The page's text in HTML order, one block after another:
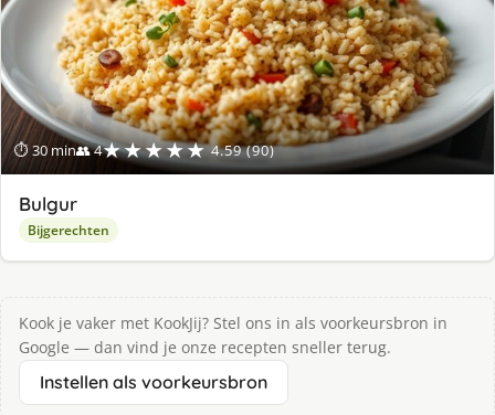
⏱ 30 min👥 4★★★★★ 4.59 (90)
Bulgur
Bijgerechten
Kook je vaker met KookJij? Stel ons in als voorkeursbron in
Google — dan vind je onze recepten sneller terug.
Instellen als voorkeursbron